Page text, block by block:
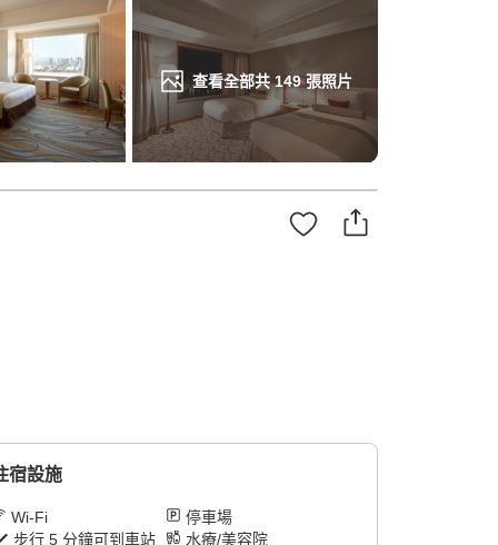
查看全部共149張照片
宿設施
Wi-Fi
停車場
步行 5 分鐘可到車站
水療/美容院